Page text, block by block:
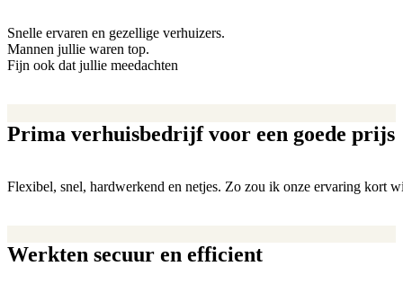
Snelle ervaren en gezellige verhuizers.
Mannen jullie waren top.
Fijn ook dat jullie meedachten
Prima verhuisbedrijf voor een goede prijs
Flexibel, snel, hardwerkend en netjes. Zo zou ik onze ervaring kort
Werkten secuur en efficient